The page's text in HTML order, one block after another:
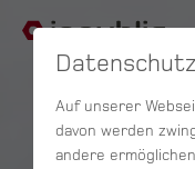
Auf unserer
davon werden
andere